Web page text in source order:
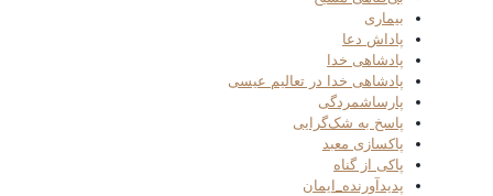
بیماری
پاداش دعا
پادشاهی خدا
پادشاهی خدا در تعالیم عیسی
پارساشمردگی
پاسخ به شک‌گرایی
پاکسازی معبد
پاکی از گناه
پدیدآورنده_ایمان